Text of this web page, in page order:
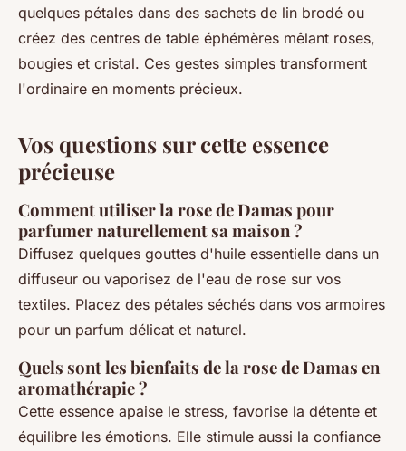
quelques pétales dans des sachets de lin brodé ou
créez des centres de table éphémères mêlant roses,
bougies et cristal. Ces gestes simples transforment
l'ordinaire en moments précieux.
Vos questions sur cette essence
précieuse
Comment utiliser la rose de Damas pour
parfumer naturellement sa maison ?
Diffusez quelques gouttes d'huile essentielle dans un
diffuseur ou vaporisez de l'eau de rose sur vos
textiles. Placez des pétales séchés dans vos armoires
pour un parfum délicat et naturel.
Quels sont les bienfaits de la rose de Damas en
aromathérapie ?
Cette essence apaise le stress, favorise la détente et
équilibre les émotions. Elle stimule aussi la confiance